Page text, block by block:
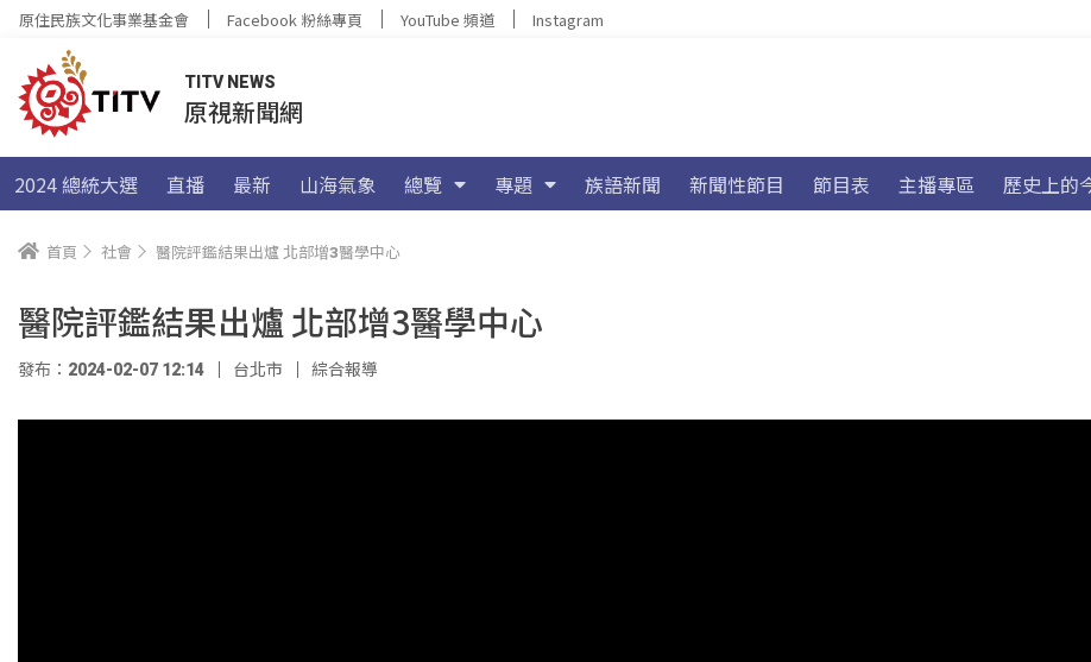
原住民族文化事業基金會 Facebook 粉絲專頁 YouTube 頻道 Instagram
TITV NEWS
原視新聞網
2024 總統大選 直播 最新 山海氣象 總覽 專題 族語新聞 新聞性節目 節目表 主播專區 歷史上的
首頁 社會 醫院評鑑結果出爐 北部增3醫學中心
醫院評鑑結果出爐 北部增3醫學中心
發布：2024-02-07 12:14 台北市 綜合報導